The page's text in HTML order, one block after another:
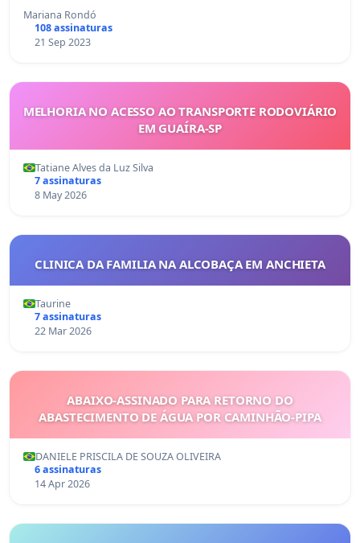
Mariana Rondó
108 assinaturas
21 Sep 2023
MELHORIA NO ACESSO AO TRANSPORTE RODOVIÁRIO
EM GUAÍRA-SP
Tatiane Alves da Luz Silva
7 assinaturas
8 May 2026
CLINICA DA FAMILIA NA ALCOBAÇA EM ANCHIETA
Taurine
7 assinaturas
22 Mar 2026
ABAIXO-ASSINADO PARA RETORNO DO
ABASTECIMENTO DE ÁGUA POR CAMINHÃO-PIPA
DANIELE PRISCILA DE SOUZA OLIVEIRA
6 assinaturas
14 Apr 2026